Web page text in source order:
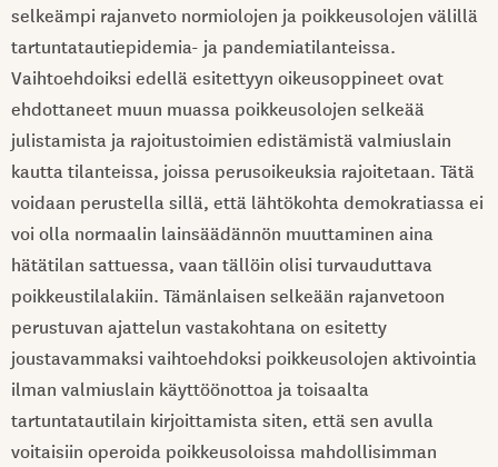
selkeämpi rajanveto normiolojen ja poikkeusolojen välillä
tartuntatautiepidemia- ja pandemiatilanteissa.
Vaihtoehdoiksi edellä esitettyyn oikeusoppineet ovat
ehdottaneet muun muassa poikkeusolojen selkeää
julistamista ja rajoitustoimien edistämistä valmiuslain
kautta tilanteissa, joissa perusoikeuksia rajoitetaan. Tätä
voidaan perustella sillä, että lähtökohta demokratiassa ei
voi olla normaalin lainsäädännön muuttaminen aina
hätätilan sattuessa, vaan tällöin olisi turvauduttava
poikkeustilalakiin. Tämänlaisen selkeään rajanvetoon
perustuvan ajattelun vastakohtana on esitetty
joustavammaksi vaihtoehdoksi poikkeusolojen aktivointia
ilman valmiuslain käyttöönottoa ja toisaalta
tartuntatautilain kirjoittamista siten, että sen avulla
voitaisiin operoida poikkeusoloissa mahdollisimman